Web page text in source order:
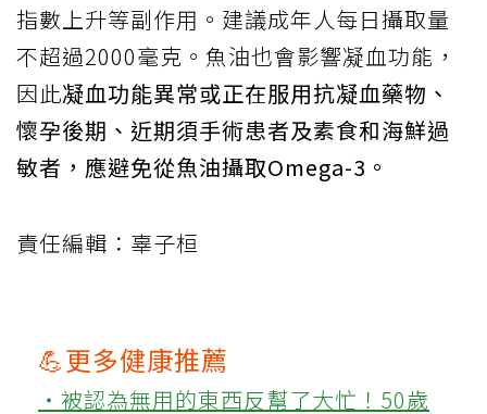
指數上升等副作用。建議成年人每日攝取量
不超過2000毫克。魚油也會影響凝血功能，
因此凝血功能異常或正在服用抗凝血藥物、
懷孕後期、近期須手術患者及素食和海鮮過
敏者，應避免從魚油攝取Omega-3。
責任編輯：辜子桓
💪更多健康推薦
‧被認為無用的東西反幫了大忙！50歲